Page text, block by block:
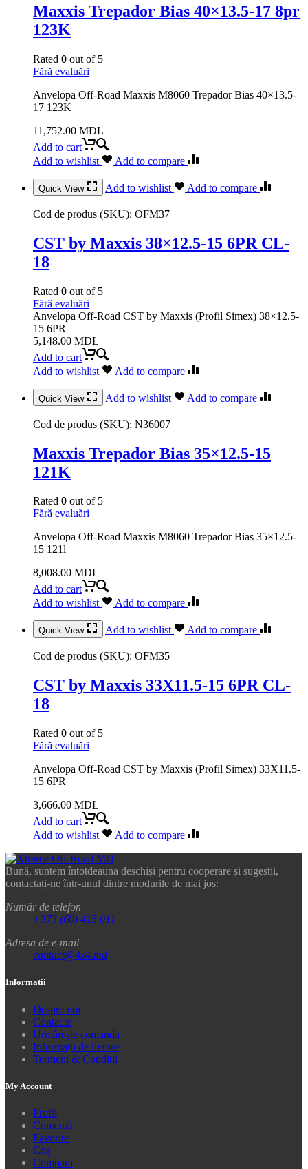
Maxxis Trepador Bias 40×13.5-17 8pr
123K
Rated 0 out of 5
Fără evaluări
Anvelopa Off-Road Maxxis M8060 Trepador Bias 40×13.5-
17 123K
11,752.00 MDL
Add to cart
Add to wishlist
Add to compare
Quick View Add to wishlist Add to compare
Cod de produs (SKU): OFM37
CST by Maxxis 38×12.5-15 6PR CL-
18
Rated 0 out of 5
Fără evaluări
Anvelopa Off-Road CST by Maxxis (Profil Simex) 38×12.5-
15 6PR
5,148.00 MDL
Add to cart
Add to wishlist
Add to compare
Quick View Add to wishlist Add to compare
Cod de produs (SKU): N36007
Maxxis Trepador Bias 35×12.5-15
121K
Rated 0 out of 5
Fără evaluări
Anvelopa Off-Road Maxxis M8060 Trepador Bias 35×12.5-
15 121l
8,008.00 MDL
Add to cart
Add to wishlist
Add to compare
Quick View Add to wishlist Add to compare
Cod de produs (SKU): OFM35
CST by Maxxis 33X11.5-15 6PR CL-
18
Rated 0 out of 5
Fără evaluări
Anvelopa Off-Road CST by Maxxis (Profil Simex) 33X11.5-
15 6PR
3,666.00 MDL
Add to cart
Add to wishlist
Add to compare
Bună, suntem întotdeauna deschiși pentru cooperare și sugestii,
contactați-ne într-unul dintre modurile de mai jos:
Număr de telefon
+373 (60) 415 011
Adresa de e-mail
contact@4x4.md
Informatii
Despre noi
Contacte
Urmărește comanda
Informații de livrare
Termeni & Conditii
My Account
Profil
Comenzi
Favorite
Coș
Compara